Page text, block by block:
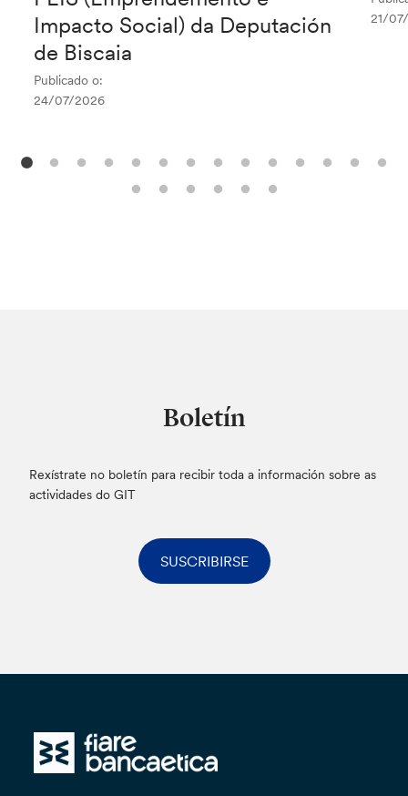
Impacto Social) da Deputación
de Biscaia
Publicado o:
24/07/2026
21/
Boletín
Rexístrate no boletín para recibir toda a información sobre as
actividades do GIT
SUSCRIBIRSE